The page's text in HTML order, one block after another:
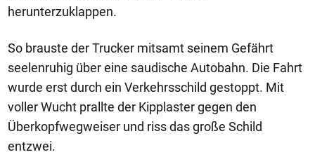
herunterzuklappen.
So brauste der Trucker mitsamt seinem Gefährt
seelenruhig über eine saudische Autobahn. Die Fahrt
wurde erst durch ein Verkehrsschild gestoppt. Mit
voller Wucht prallte der Kipplaster gegen den
Überkopfwegweiser und riss das große Schild
entzwei.